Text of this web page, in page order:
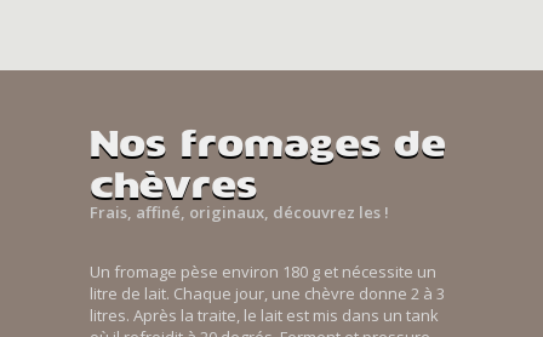
Nos fromages de
chèvres
Frais, affiné, originaux, découvrez les !
Un fromage pèse environ 180 g et nécessite un
litre de lait. Chaque jour, une chèvre donne 2 à 3
litres. Après la traite, le lait est mis dans un tank